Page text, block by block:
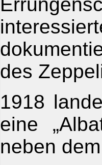
des
1918
eine
neben